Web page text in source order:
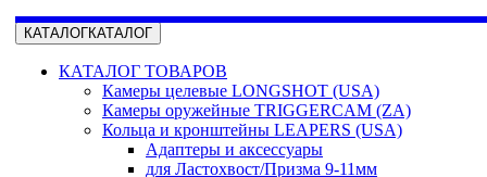
КАТАЛОГКАТАЛОГ
КАТАЛОГ ТОВАРОВ
Камеры целевые LONGSHOT (USA)
Камеры оружейные TRIGGERCAM (ZA)
Кольца и кронштейны LEAPERS (USA)
Адаптеры и аксессуары
для Ластохвост/Призма 9-11мм